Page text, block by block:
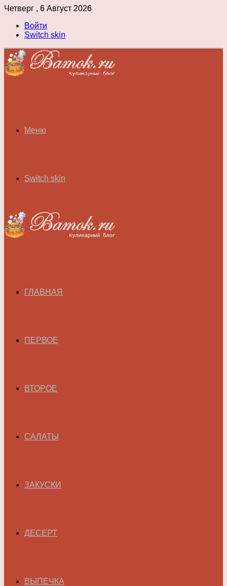
Четверг , 6 Август 2026
Войти
Switch skin
Меню
Switch skin
ГЛАВНАЯ
ПЕРВОЕ
ВТОРОЕ
САЛАТЫ
ЗАКУСКИ
ДЕСЕРТ
ВЫПЕЧКА